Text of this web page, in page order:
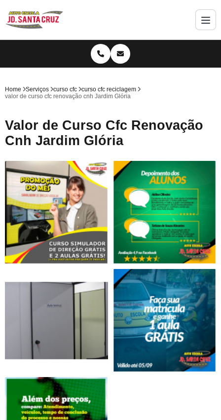
Home Serviços curso cfc
curso cfc reciclagem
valor de curso cfc renovação cnh Jardim Glória
Valor de Curso Cfc Renovação
Cnh Jardim Glória